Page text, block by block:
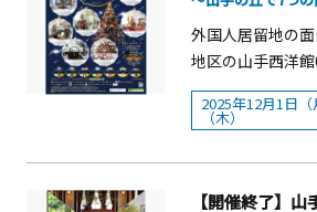
浜東北線「石川
開港の頃より外
ぶ、モダンな西
入れたお洒落な
ァッションブラ
す。 神奈川トヨ
外国人居留地の
地区の山手西洋
は、7か国のクリ
介します。各館
どで各国の文化
手イタリア山庭
2025年12月1日
（木）